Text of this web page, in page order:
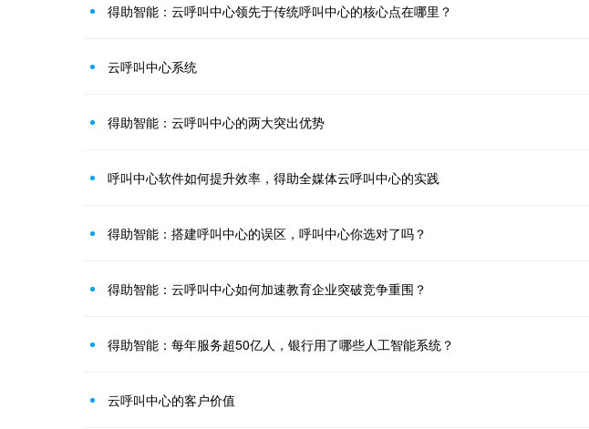
得助智能：云呼叫中心领先于传统呼叫中心的核心点在哪里？
云呼叫中心系统
得助智能：云呼叫中心的两大突出优势
呼叫中心软件如何提升效率，得助全媒体云呼叫中心的实践
得助智能：搭建呼叫中心的误区，呼叫中心你选对了吗？
得助智能：云呼叫中心如何加速教育企业突破竞争重围？
得助智能：每年服务超50亿人，银行用了哪些人工智能系统？
云呼叫中心的客户价值